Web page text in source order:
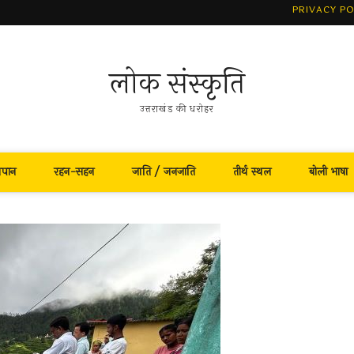
PRIVACY
लोक संस्कृति
उत्तराखंड की धरोहर
रहन-सहन जाति / जनजाति तीर्थ स्थल बोली भाषा